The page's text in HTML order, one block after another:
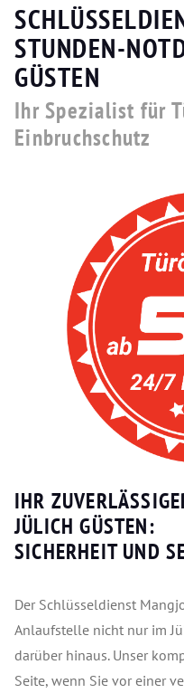
STUNDEN-
GÜSTEN
Ihr Spezialist für
Einbruchschutz
IHR
JÜLICH GÜSTEN:
SICHERHEIT UND
Der Schlüsseldienst
Anlaufstelle nicht nur im
darüber hinaus. Unser
Seite, wenn Sie vor einer